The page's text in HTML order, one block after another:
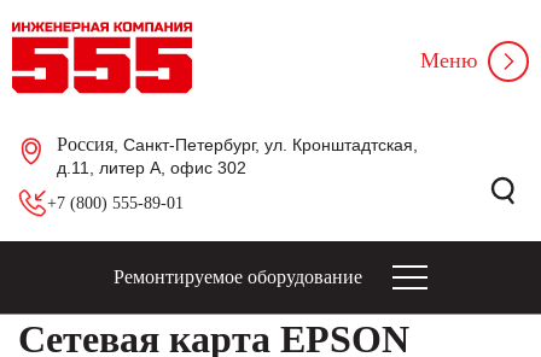
Россия , Санкт-Петербург, ул. Кронштадтская,
д.11, литер А, офис 302
+7 (800) 555-89-01
Меню
Ремонтируемое оборудование
Сетевая карта EPSON